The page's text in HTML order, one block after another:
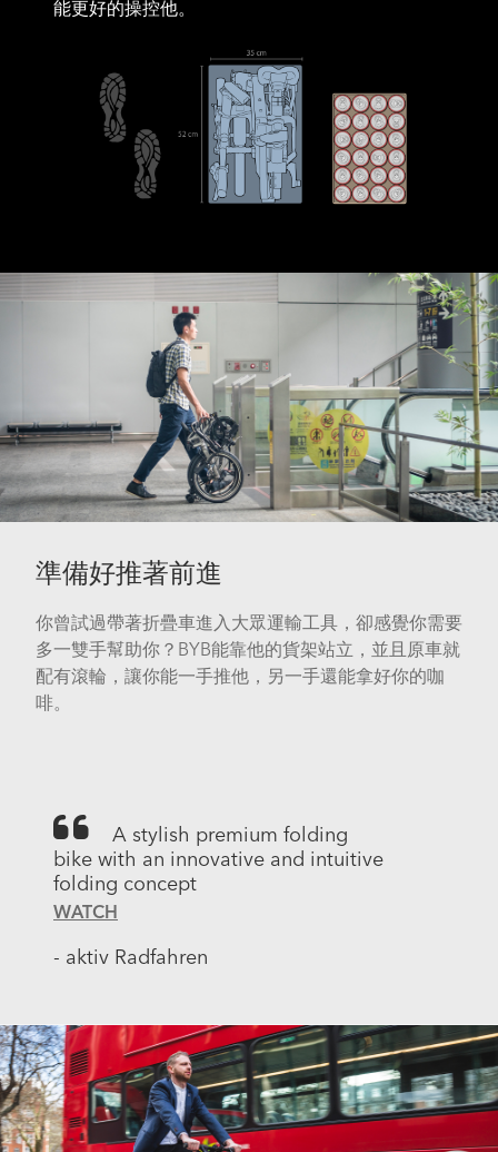
能更好的操控他。
準備好推著前進
你曾試過帶著折疊車進入大眾運輸工具，卻感覺你需要
多一雙手幫助你？BYB能靠他的貨架站立，並且原車就
配有滾輪，讓你能一手推他，另一手還能拿好你的咖
啡。
A stylish premium folding
bike with an innovative and intuitive
folding concept
WATCH
- aktiv Radfahren